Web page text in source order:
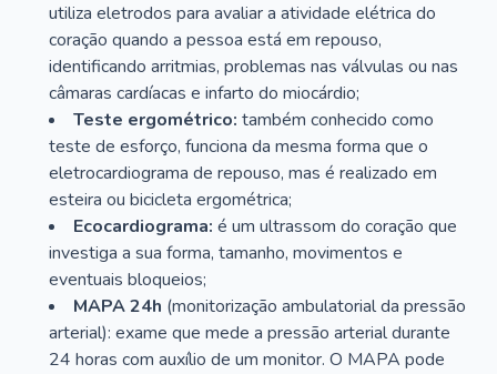
utiliza eletrodos para avaliar a atividade elétrica do
coração quando a pessoa está em repouso,
identificando arritmias, problemas nas válvulas ou nas
câmaras cardíacas e infarto do miocárdio;
Teste ergométrico: também conhecido como
teste de esforço, funciona da mesma forma que o
eletrocardiograma de repouso, mas é realizado em
esteira ou bicicleta ergométrica;
Ecocardiograma: é um ultrassom do coração que
investiga a sua forma, tamanho, movimentos e
eventuais bloqueios;
MAPA 24h (monitorização ambulatorial da pressão
arterial): exame que mede a pressão arterial durante
24 horas com auxílio de um monitor. O MAPA pode